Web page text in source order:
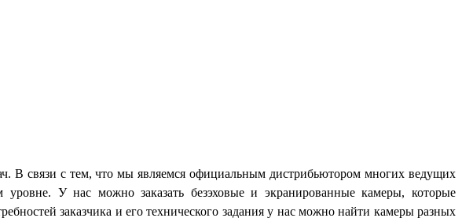
В связи с тем, что мы являемся официальным дистрибьютором многих ведущих
уровне. У нас можно заказать безэховые и экранированные камеры, которые
заказчика и его технического задания у нас можно найти камеры разных